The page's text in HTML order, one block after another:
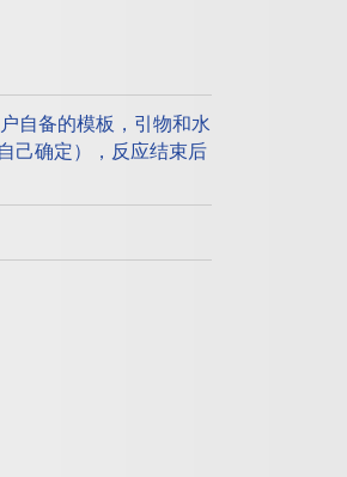
自备的模板，引物和水
己确定），反应结束后